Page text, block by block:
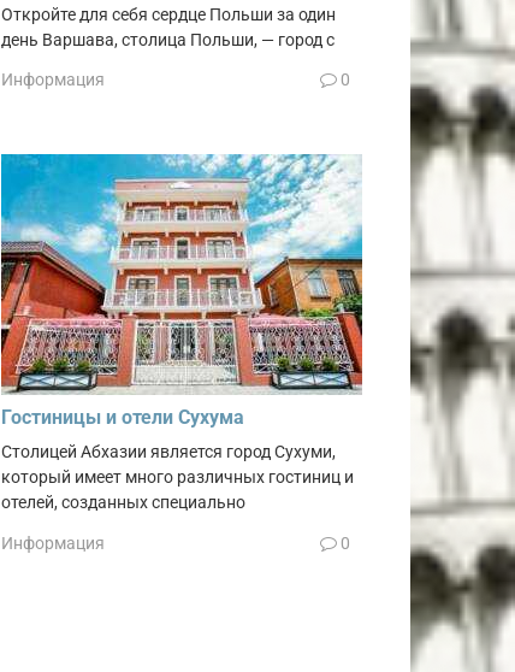
Откройте для себя сердце Польши за один
день Варшава, столица Польши, — город с
Информация 0
Гостиницы и отели Сухума
Столицей Абхазии является город Сухуми,
который имеет много различных гостиниц и
отелей, созданных специально
Информация 0